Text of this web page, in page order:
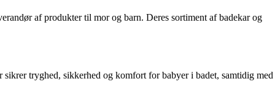
af produkter til mor og barn. Deres sortiment af badekar og
tryghed, sikkerhed og komfort for babyer i badet, samtidig med